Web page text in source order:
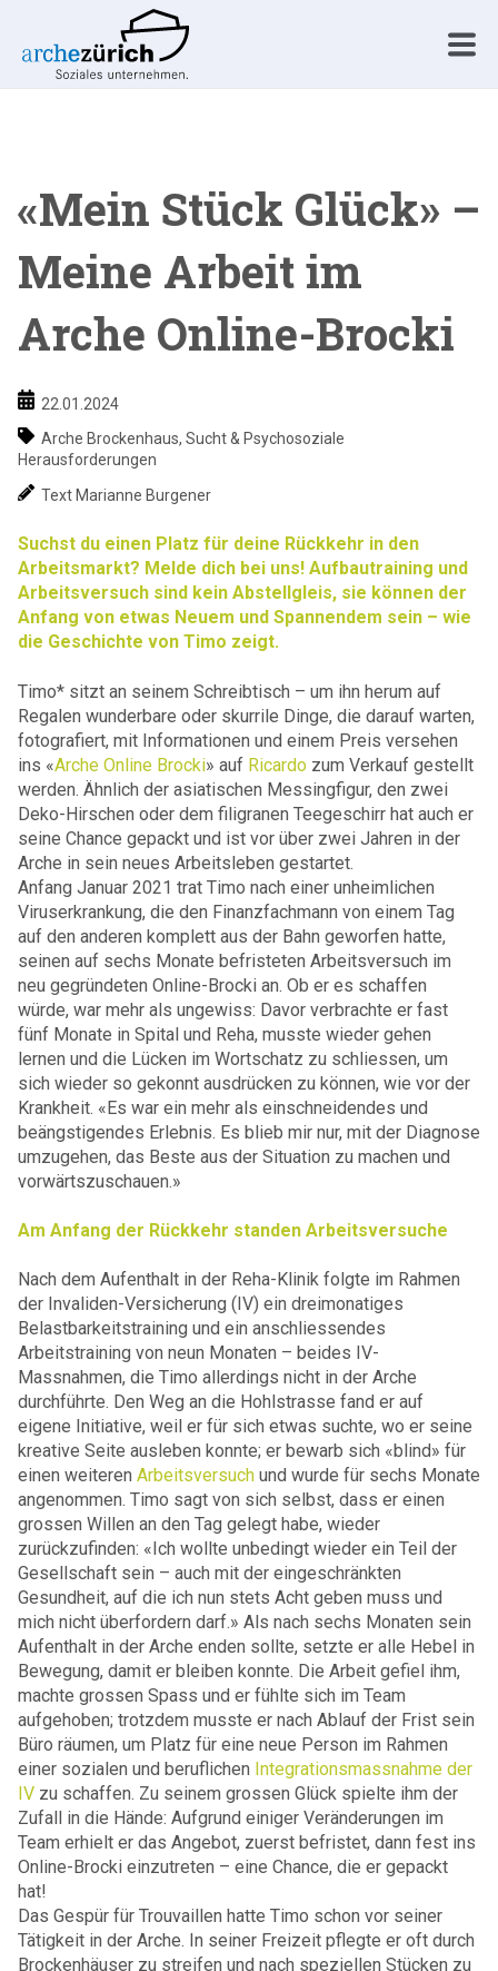
«Mein Stück Glück» –
Meine Arbeit im
Arche Online-Brocki
22.01.2024
Arche Brockenhaus,Sucht & Psychosoziale
Herausforderungen
Text Marianne Burgener
Suchst du einen Platz für deine Rückkehr in den
Arbeitsmarkt? Melde dich bei uns! Aufbautraining und
Arbeitsversuch sind kein Abstellgleis, sie können der
Anfang von etwas Neuem und Spannendem sein – wie
die Geschichte von Timo zeigt.
Timo* sitzt an seinem Schreibtisch – um ihn herum auf
Regalen wunderbare oder skurrile Dinge, die darauf warten,
fotografiert, mit Informationen und einem Preis versehen
ins «Arche Online Brocki» auf Ricardo zum Verkauf gestellt
werden. Ähnlich der asiatischen Messingfigur, den zwei
Deko-Hirschen oder dem filigranen Teegeschirr hat auch er
seine Chance gepackt und ist vor über zwei Jahren in der
Arche in sein neues Arbeitsleben gestartet.
Anfang Januar 2021 trat Timo nach einer unheimlichen
Viruserkrankung, die den Finanzfachmann von einem Tag
auf den anderen komplett aus der Bahn geworfen hatte,
seinen auf sechs Monate befristeten Arbeitsversuch im
neu gegründeten Online-Brocki an. Ob er es schaffen
würde, war mehr als ungewiss: Davor verbrachte er fast
fünf Monate in Spital und Reha, musste wieder gehen
lernen und die Lücken im Wortschatz zu schliessen, um
sich wieder so gekonnt ausdrücken zu können, wie vor der
Krankheit. «Es war ein mehr als einschneidendes und
beängstigendes Erlebnis. Es blieb mir nur, mit der Diagnose
umzugehen, das Beste aus der Situation zu machen und
vorwärtszuschauen.»
Am Anfang der Rückkehr standen Arbeitsversuche
Nach dem Aufenthalt in der Reha-Klinik folgte im Rahmen
der Invaliden-Versicherung (IV) ein dreimonatiges
Belastbarkeitstraining und ein anschliessendes
Arbeitstraining von neun Monaten – beides IV-
Massnahmen, die Timo allerdings nicht in der Arche
durchführte. Den Weg an die Hohlstrasse fand er auf
eigene Initiative, weil er für sich etwas suchte, wo er seine
kreative Seite ausleben konnte; er bewarb sich «blind» für
einen weiteren Arbeitsversuch und wurde für sechs Monate
angenommen. Timo sagt von sich selbst, dass er einen
grossen Willen an den Tag gelegt habe, wieder
zurückzufinden: «Ich wollte unbedingt wieder ein Teil der
Gesellschaft sein – auch mit der eingeschränkten
Gesundheit, auf die ich nun stets Acht geben muss und
mich nicht überfordern darf.» Als nach sechs Monaten sein
Aufenthalt in der Arche enden sollte, setzte er alle Hebel in
Bewegung, damit er bleiben konnte. Die Arbeit gefiel ihm,
machte grossen Spass und er fühlte sich im Team
aufgehoben; trotzdem musste er nach Ablauf der Frist sein
Büro räumen, um Platz für eine neue Person im Rahmen
einer sozialen und beruflichen Integrationsmassnahme der
IV zu schaffen. Zu seinem grossen Glück spielte ihm der
Zufall in die Hände: Aufgrund einiger Veränderungen im
Team erhielt er das Angebot, zuerst befristet, dann fest ins
Online-Brocki einzutreten – eine Chance, die er gepackt
hat!
Das Gespür für Trouvaillen hatte Timo schon vor seiner
Tätigkeit in der Arche. In seiner Freizeit pflegte er oft durch
Brockenhäuser zu streifen und nach speziellen Stücken zu